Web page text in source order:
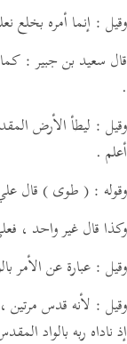
وقيل : إنما أمره بخلع
قال سعيد بن جبير : كما
.
وقيل : ليطأ الأرض
أعلم .
وقوله : ( طوى ) قال
وكذا قال غير واحد ،
وقيل : عبارة عن الأمر
وقيل : لأنه قدس مرتين
إذ ناداه ربه بالواد